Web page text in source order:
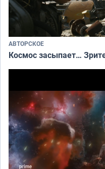
АВТОРСКОЕ
Космос засыпает…